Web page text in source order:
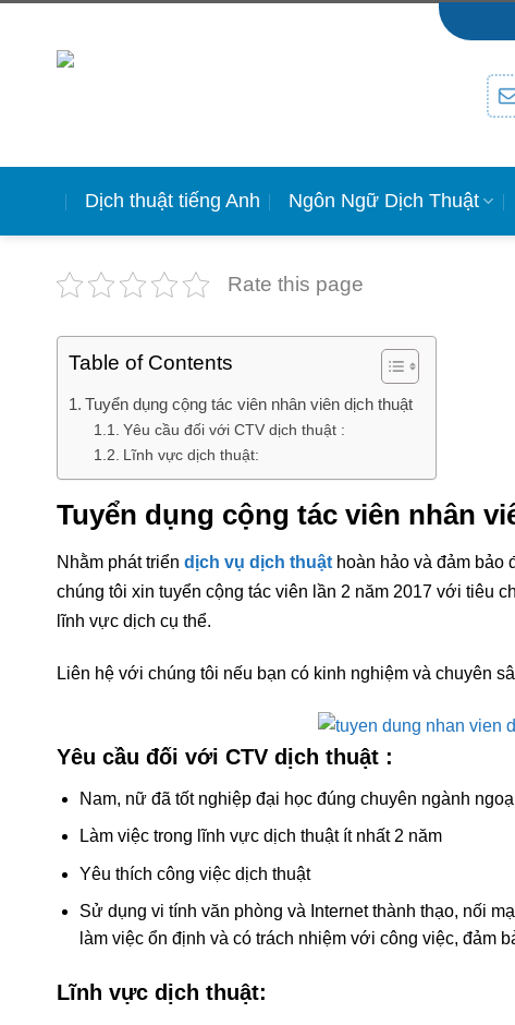
Dịch thuật tiếng Anh Ngôn Ngữ Dịch Thuật
Rate this page
Table of Contents
Tuyển dụng cộng tác viên nhân viên dịch thuật
Yêu cầu đối với CTV dịch thuật :
Lĩnh vực dịch thuật:
Tuyển dụng cộng tác viên nhân
Nhằm phát triển dịch vụ dịch thuật hoàn hảo và đảm bảo
chúng tôi xin tuyển cộng tác viên lần 2 năm 2017 với tiêu
lĩnh vực dịch cụ thể.
Liên hệ với chúng tôi nếu bạn có kinh nghiệm và chuyên
Yêu cầu đối với CTV dịch thuật :
Nam, nữ đã tốt nghiệp đại học đúng chuyên ngành
Làm việc trong lĩnh vực dịch thuật ít nhất 2 năm
Yêu thích công việc dịch thuật
Sử dụng vi tính văn phòng và Internet thành thạo, nối
làm việc ổn định và có trách nhiệm với công việc, đảm
Lĩnh vực dịch thuật: